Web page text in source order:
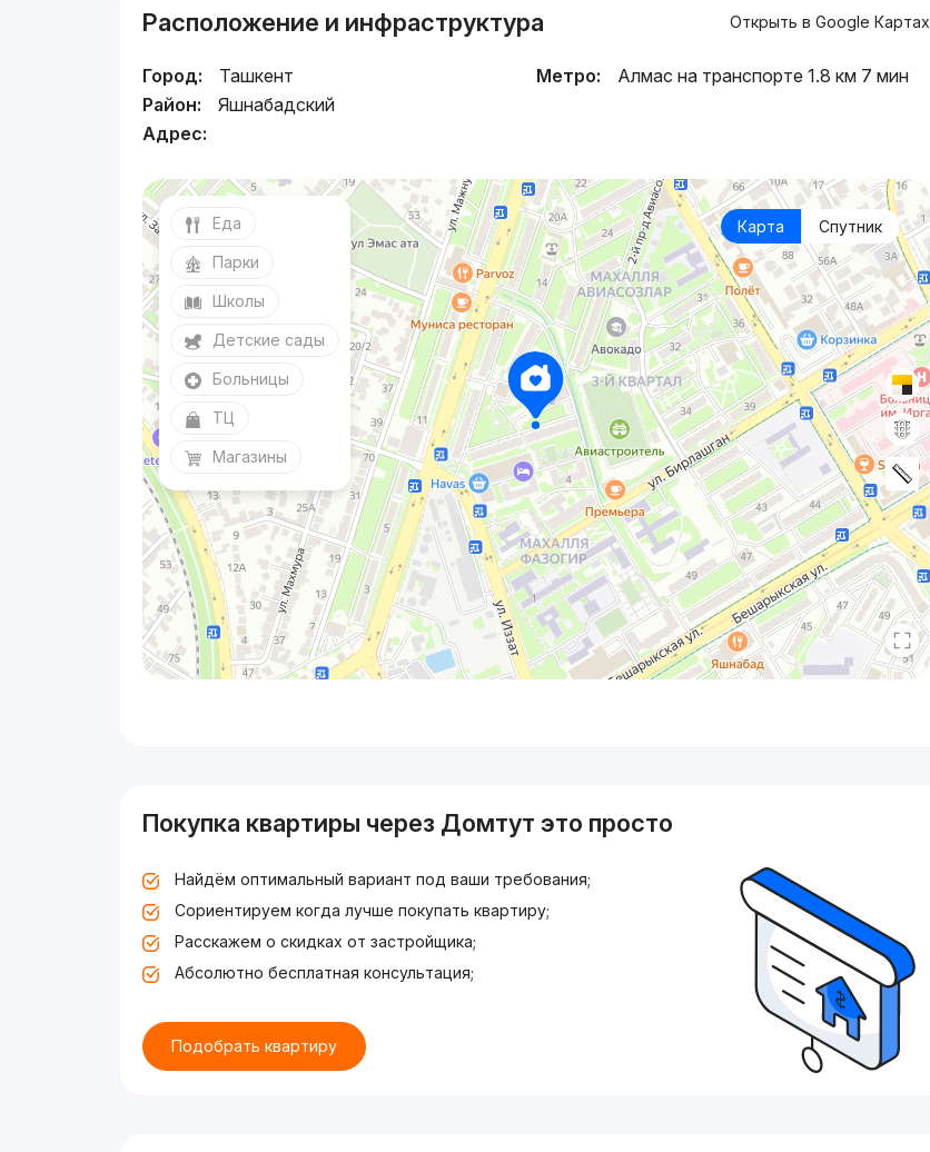
Расположение и инфраструктура Открыть в Google Картах
Город:
Ташкент
Район:
Яшнабадский
Адрес:
Метро: Алмас на транспорте 1.8 км 7 мин
Карта Спутник
Еда
Парки
Школы
Детские сады
Больницы
ТЦ
Магазины
Покупка квартиры через Домтут это просто
Найдём оптимальный вариант под ваши требования;
Сориентируем когда лучше покупать квартиру;
Расскажем о скидках от застройщика;
Абсолютно бесплатная консультация;
Подобрать квартиру